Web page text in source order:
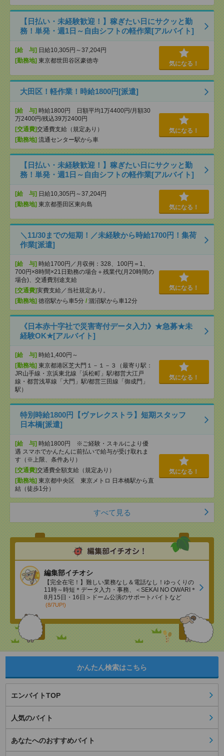
【日払い・未経験歓迎！】稼ぎたい日にサクッと勤
務！単発・週1日～自由シフトの軽作業[アルバイト]
[給 与] 日給10,305円～37,204円
[勤務地] 東京都世田谷区豪徳寺 気になる！
大田区！軽作業！時給1800円[派遣]
[給 与] 時給1800円 日額平均1万4400円/月額30
万2400円/残込39万2400円
[交通費]交通費支給（規定あり）
[勤務地] 流通センター駅から車
気になる！
【日払い・未経験歓迎！】稼ぎたい日にサクッと勤
務！単発・週1日～自由シフトの軽作業[アルバイト]
[給 与] 日給10,305円～37,204円
[勤務地] 東京都墨田区東向島 気になる！
＼11/30までの短期！／未経験から時給1700円！集荷
作業[派遣]
[給 与] 時給1700円／月収例：328、100円＝1、
700円×8時間×21日勤務の場合＋残業代(月20時間の
場合)、交通費別途支給
[交通費]実費支給／当社規定あり。
[勤務地] 徳宿駅から車5分 / 涸沼駅から車12分
気になる！
《日本赤十字社で災害寄付データ入力》★急募★未
経験OK★[アルバイト]
[給 与] 時給1,400円～
[勤務地] 東京都港区芝大門１－１－３（最寄り駅：
JR山手線・京浜東北線「浜松町」駅/都営大江戸
線・都営浅草線「⼤⾨」駅/都営三田線「御成⾨」
駅）
気になる！
特別時給1800円【ヴァレクストラ】短期スタッフ
日本橋[派遣]
[給 与] 時給1800円 ※ご経験・スキルにより優
遇 スマホでかんたんに前払いで給与が受け取れま
す（※上限、条件あり）
[交通費]交通費全額支給（規定あり）
[勤務地] 東京都中央区 東京メトロ 日本橋駅から直
結（徒歩1分）
気になる！
すべて見る
編集部イチオシ
【完全在宅！】難しい業務なし＆電話なし！ゆっくりの
11時～時短＊データ入力・事務、＜SEKAI NO OWARI＊
8月15日・16日＞ドーム公演のサポートバイトなど
(8/7UP!)
かんたん検索はこちら
エンバイトTOP
人気のバイト
あなたへのおすすめバイト